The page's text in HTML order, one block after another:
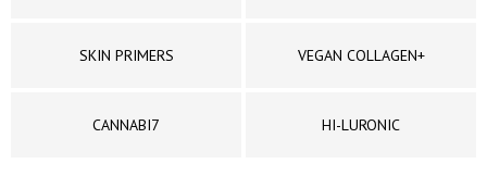
SKIN PRIMERS VEGAN COLLAGEN+
CANNABI7 HI-LURONIC